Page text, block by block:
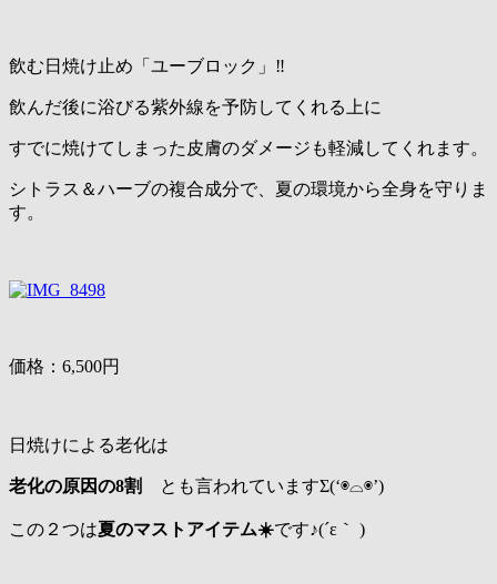
飲む日焼け止め「ユーブロック」‼️
飲んだ後に浴びる紫外線を予防してくれる上に
すでに焼けてしまった皮膚のダメージも軽減してくれます。
シトラス＆ハーブの複合成分で、夏の環境から全身を守りま
す。
価格：6,500円
日焼けによる老化は
老化の原因の8割 とも言われていますΣ(‘◉⌓◉’)
この２つは夏のマストアイテム☀️です♪(´ε｀ )